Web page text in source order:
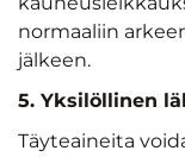
normaaliin
jälkeen.
5. Yksilöllinen
Täyteaineita